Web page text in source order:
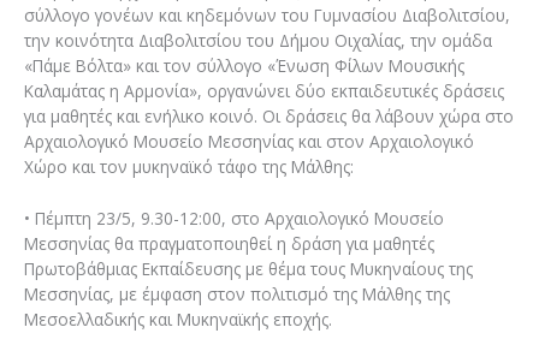
σύλλογο γονέων και κηδεμόνων του Γυμνασίου Διαβολιτσίου,
την κοινότητα Διαβολιτσίου του Δήμου Οιχαλίας, την ομάδα
«Πάμε Βόλτα» και τον σύλλογο «Ένωση Φίλων Μουσικής
Καλαμάτας η Αρμονία», οργανώνει δύο εκπαιδευτικές δράσεις
για μαθητές και ενήλικο κοινό. Οι δράσεις θα λάβουν χώρα στο
Αρχαιολογικό Μουσείο Μεσσηνίας και στον Αρχαιολογικό
Χώρο και τον μυκηναϊκό τάφο της Μάλθης:
• Πέμπτη 23/5, 9.30-12:00, στο Αρχαιολογικό Μουσείο
Μεσσηνίας θα πραγματοποιηθεί η δράση για μαθητές
Πρωτοβάθμιας Εκπαίδευσης με θέμα τους Μυκηναίους της
Μεσσηνίας, με έμφαση στον πολιτισμό της Μάλθης της
Μεσοελλαδικής και Μυκηναϊκής εποχής.